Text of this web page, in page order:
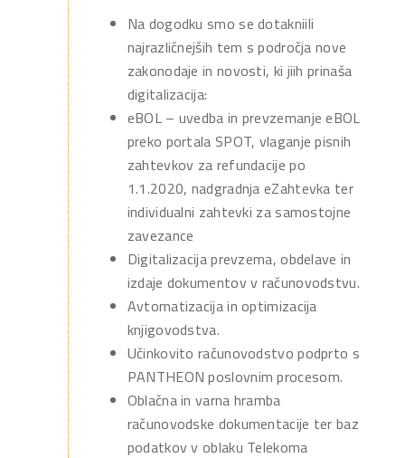
Na dogodku smo se dotakniili
najrazličnejših tem s področja nove
zakonodaje in novosti, ki jiih prinaša
digitalizacija:
eBOL – uvedba in prevzemanje eBOL
preko portala SPOT, vlaganje pisnih
zahtevkov za refundacije po
1.1.2020, nadgradnja eZahtevka ter
individualni zahtevki za samostojne
zavezance
Digitalizacija prevzema, obdelave in
izdaje dokumentov v računovodstvu.
Avtomatizacija in optimizacija
knjigovodstva.
Učinkovito računovodstvo podprto s
PANTHEON poslovnim procesom.
Oblačna in varna hramba
računovodske dokumentacije ter baz
podatkov v oblaku Telekoma